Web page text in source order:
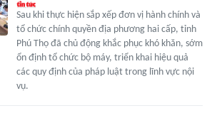
Sau khi thực hiện sắp xếp đơn vị hành chính và
tổ chức chính quyền địa phương hai cấp, tỉnh
Phú Thọ đã chủ động khắc phục khó khăn, sớm
ổn định tổ chức bộ máy, triển khai hiệu quả
các quy định của pháp luật trong lĩnh vực nội
vụ.